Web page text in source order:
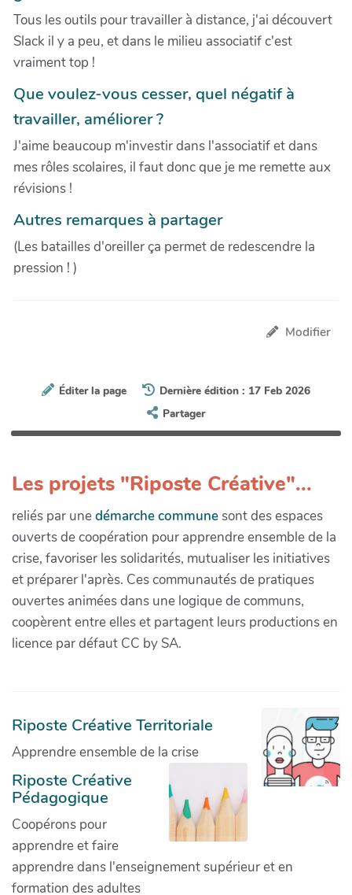
Tous les outils pour travailler à distance, j'ai découvert
Slack il y a peu, et dans le milieu associatif c'est
vraiment top !
Que voulez-vous cesser, quel négatif à
travailler, améliorer ?
J'aime beaucoup m'investir dans l'associatif et dans
mes rôles scolaires, il faut donc que je me remette aux
révisions !
Autres remarques à partager
(Les batailles d'oreiller ça permet de redescendre la
pression ! )
Modifier
Éditer la page
Dernière édition : 17 Feb 2026
Partager